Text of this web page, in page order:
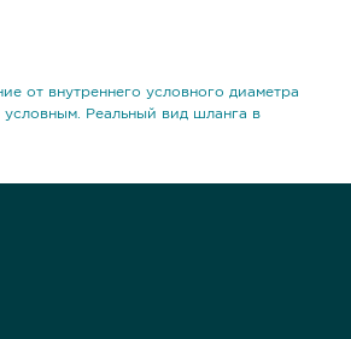
от внутреннего условного диаметра
условным. Реальный вид шланга в